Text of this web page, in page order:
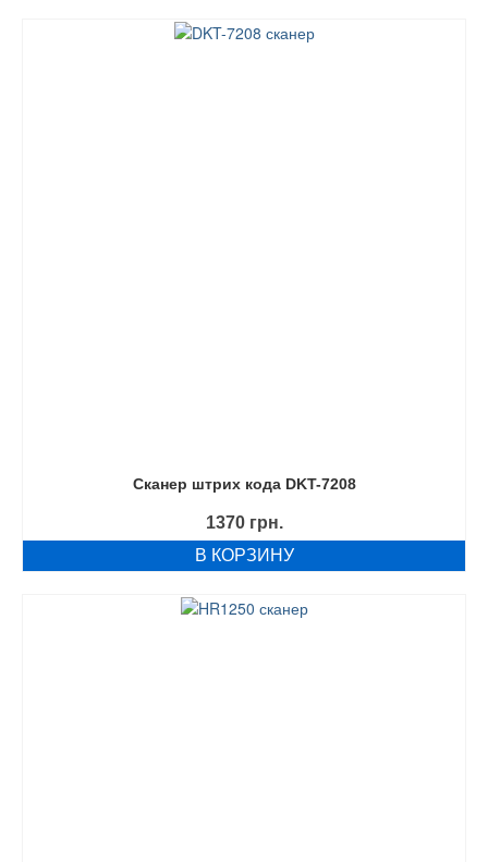
Сканер штрих кода DKT-7208
1370 грн.
В КОРЗИНУ